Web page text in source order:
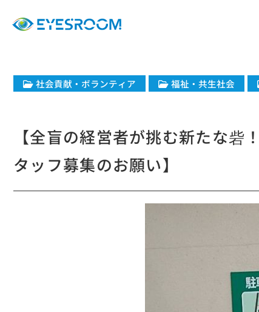
社会貢献・ボランティア 福祉・共生社会
【全盲の経営者が挑む新たな
タッフ募集のお願い】